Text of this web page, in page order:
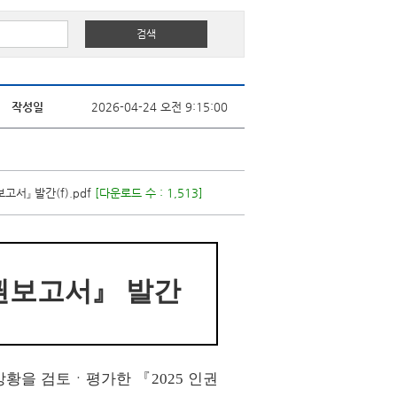
작성일 2026-04-24 오전 9:15:00
서』 발간(f).pdf [다운로드 수 : 1,513]
보고서 』 발간
을 검토ㆍ평가한 『2025 인권